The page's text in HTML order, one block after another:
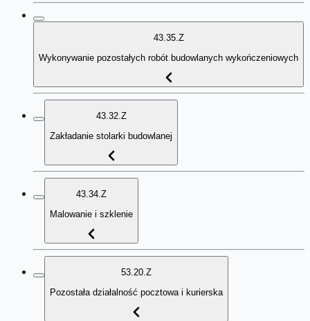
43.35.Z
Wykonywanie pozostałych robót budowlanych wykończeniowych
43.32.Z
Zakładanie stolarki budowlanej
43.34.Z
Malowanie i szklenie
53.20.Z
Pozostała działalność pocztowa i kurierska